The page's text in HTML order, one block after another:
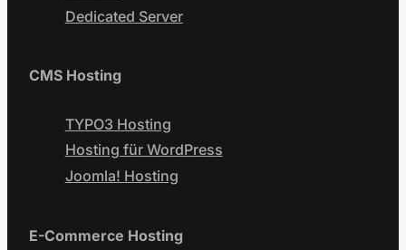
Dedicated Server
CMS Hosting
TYPO3 Hosting
Hosting für WordPress
Joomla! Hosting
E-Commerce Hosting